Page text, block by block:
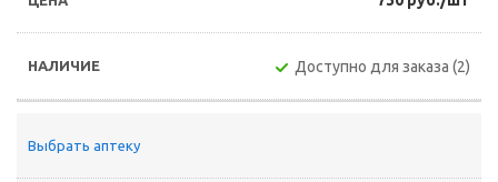
Доступно для заказа (2)
Выбрать аптеку